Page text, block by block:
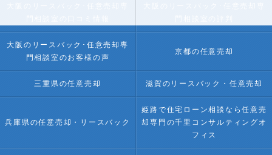
大阪のリースバック･任意売却専
門相談室のお客様の声
京都の任意売却
三重県の任意売却 滋賀のリースバック・任意売却
兵庫県の任意売却・リースバック
姫路で住宅ローン相談なら任意売
却専門の千里コンサルティングオ
フィス